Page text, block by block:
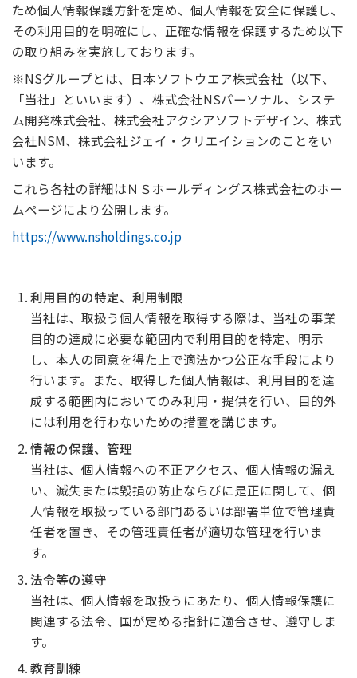
ため個人情報保護方針を定め、個人情報を安全に保護し、
その利用目的を明確にし、正確な情報を保護するため以下
の取り組みを実施しております。
※NSグループとは、日本ソフトウエア株式会社（以下、
「当社」といいます）、株式会社NSパーソナル、システ
ム開発株式会社、株式会社アクシアソフトデザイン、株式
会社NSM、株式会社ジェイ・クリエイションのことをい
います。
これら各社の詳細はＮＳホールディングス株式会社のホー
ムページにより公開します。
https://www.nsholdings.co.jp
利用目的の特定、利用制限
当社は、取扱う個人情報を取得する際は、当社の事業
目的の達成に必要な範囲内で利用目的を特定、明示
し、本人の同意を得た上で適法かつ公正な手段により
行います。また、取得した個人情報は、利用目的を達
成する範囲内においてのみ利用・提供を行い、目的外
には利用を行わないための措置を講じます。
情報の保護、管理
当社は、個人情報への不正アクセス、個人情報の漏え
い、滅失または毀損の防止ならびに是正に関して、個
人情報を取扱っている部門あるいは部署単位で管理責
任者を置き、その管理責任者が適切な管理を行いま
す。
法令等の遵守
当社は、個人情報を取扱うにあたり、個人情報保護に
関連する法令、国が定める指針に適合させ、遵守しま
す。
教育訓練